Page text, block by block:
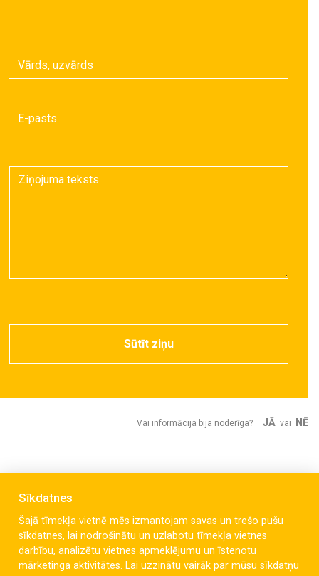
Sūtīt ziņu
Vai informācija bija noderīga? JĀ vai NĒ
Sīkdatnes
Šajā tīmekļa vietnē mēs izmantojam savas un trešo pušu
sīkdatnes, lai nodrošinātu un uzlabotu tīmekļa vietnes
darbību, analizētu vietnes apmeklējumu un īstenotu
mārketinga aktivitātes. Lai uzzinātu vairāk par mūsu sīkdatņu